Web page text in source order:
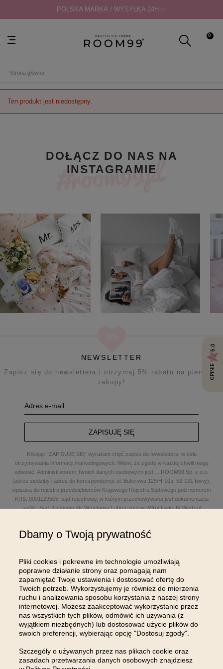
POLSKA MARKA / WYSYŁKA 24H ✨
0
Strona główna
Ten produkt jest niedostępny.
DOŁĄCZ DO NAS NA
INSTAGRAMIE
NEWSLETTER
Zapisz się do newslettera i otrzymaj 5% rabatu na pierwsze
zakupy!
ZAPISUJĘ SIĘ
Klikając “ZAPISUJĘ SIĘ” wyrażam chęć zapisu do newslettera, w celu
otrzymywania informacji marketingowych. Wiem, że zgodę w każdej chwili mogę
odwołać. Administratorem Twoich danych osobowych jest
ROOM99 Sp. z o.o.
(adres siedziby i adres do korespondencji: ul. Buforowa 125/H-10a, 52-131 Iwiny),
wpisaną do rejestru przedsiębiorców Krajowego Rejestru Sądowego pod numerem
KRS: 0001129505; sąd rejestrowy, w którym przechowywana jest dokumentacja
spółki: Sąd Rejonowy dla Wrocławia Fabrycznej we Wrocławiu, IX Wydział
poczty elektronicznej: sklep@room99.pl. Zapoznaj się z naszym
OBSŁUGA KLIENTA
INFORMACJE
MOJE KONTO
OPINIE
5.0
Dbamy o Twoją prywatność
Pliki cookies i pokrewne im technologie umożliwiają
poprawne działanie strony oraz pomagają nam
zapamiętać Twoje ustawienia i dostosować ofertę do
Twoich potrzeb. Wykorzystujemy je również do mierzenia
ruchu i analizowania sposobu korzystania z naszej strony
internetowej. Możesz zaakceptować wykorzystanie przez
nas wszystkich tych plików, odmówić ich używania (z
wyjątkiem niezbędnych) lub dostosować użycie plików do
swoich preferencji, wybierając opcję "Dostosuj zgody".
Szczegóły o używanych przez nas plikach cookie oraz
zasadach przetwarzania danych osobowych znajdziesz